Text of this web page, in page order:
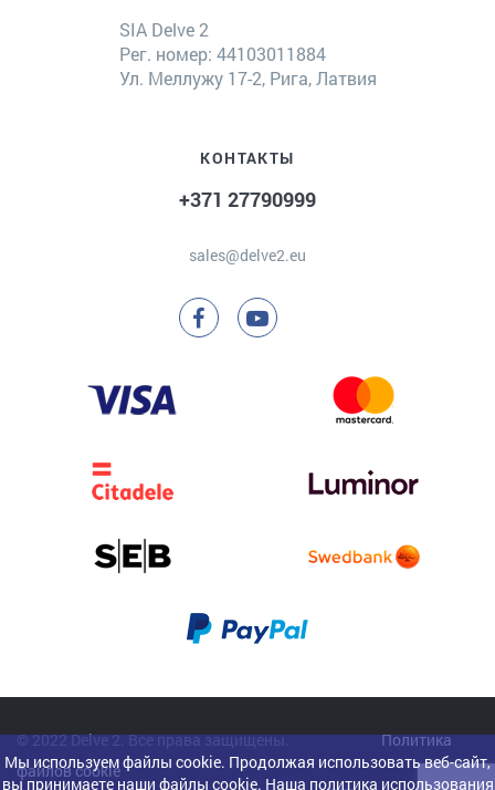
SIA Delve 2
Рег. номер: 44103011884
Ул. Меллужу 17-2, Рига, Латвия
КОНТАКТЫ
+371 27790999
sales@delve2.eu
© 2022 Delve 2. Все права защищены.
Политика
файлов cookie
Мы используем файлы cookie. Продолжая использовать веб-сайт,
вы принимаете наши файлы cookie. Наша политика использования